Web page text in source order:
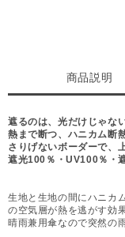
商品説明
遮るのは、光だけじゃない
熱まで断つ、ハニカム断
さりげないボーダーで、
遮光100％・UV100％・
生地と生地の間にハニカ
の空気層が熱を逃がす効
晴雨兼用傘なので突然の